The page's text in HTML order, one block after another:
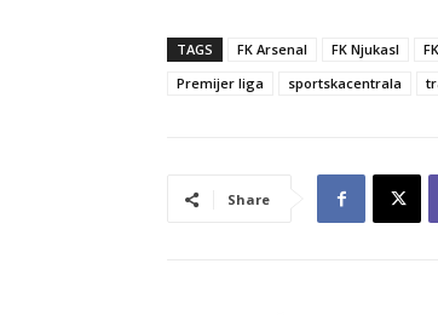
TAGS FK Arsenal FK Njukasl
Premijer liga
sportskacentrala
Share